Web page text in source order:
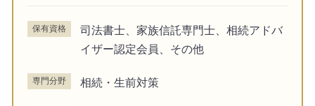
保有資格
司法書士、家族信託専門士、相続アドバ
イザー認定会員、その他
専門分野 相続・生前対策